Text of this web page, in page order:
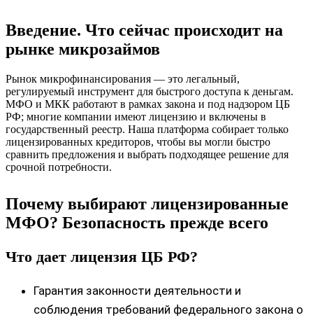
Введение. Что сейчас происходит на
рынке микрозаймов
Рынок микрофинансирования — это легальный,
регулируемый инструмент для быстрого доступа к деньгам.
МФО и МКК работают в рамках закона и под надзором ЦБ
РФ; многие компании имеют лицензию и включены в
государственный реестр. Наша платформа собирает только
лицензированных кредиторов, чтобы вы могли быстро
сравнить предложения и выбрать подходящее решение для
срочной потребности.
Почему выбирают лицензированные
МФО? Безопасность прежде всего
Что дает лицензия ЦБ РФ?
Гарантия законности деятельности и
соблюдения требований федерального закона о